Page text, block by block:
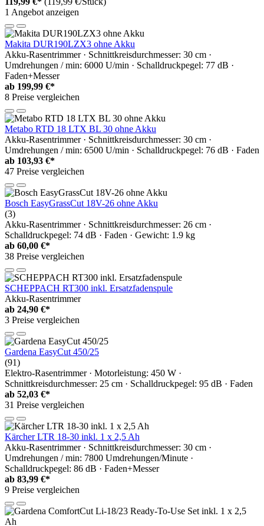
1 Angebot anzeigen
Makita DUR190LZX3 ohne Akku
Akku-Rasentrimmer · Schnittkreisdurchmesser: 30 cm ·
Umdrehungen / min: 6000 U/min · Schalldruckpegel: 77 dB ·
Faden+Messer
ab 199,99 €*
8 Preise vergleichen
Metabo RTD 18 LTX BL 30 ohne Akku
Akku-Rasentrimmer · Schnittkreisdurchmesser: 30 cm ·
Umdrehungen / min: 6500 U/min · Schalldruckpegel: 76 dB · Faden
ab 103,93 €*
47 Preise vergleichen
Bosch EasyGrassCut 18V-26 ohne Akku
(3)
Akku-Rasentrimmer · Schnittkreisdurchmesser: 26 cm ·
Schalldruckpegel: 74 dB · Faden · Gewicht: 1.9 kg
ab 60,00 €*
38 Preise vergleichen
SCHEPPACH RT300 inkl. Ersatzfadenspule
Akku-Rasentrimmer
ab 24,90 €*
3 Preise vergleichen
Gardena EasyCut 450/25
(91)
Elektro-Rasentrimmer · Motorleistung: 450 W ·
Schnittkreisdurchmesser: 25 cm · Schalldruckpegel: 95 dB · Faden
ab 52,03 €*
31 Preise vergleichen
Kärcher LTR 18-30 inkl. 1 x 2,5 Ah
Akku-Rasentrimmer · Schnittkreisdurchmesser: 30 cm ·
Umdrehungen / min: 7800 Umdrehungen/Minute ·
Schalldruckpegel: 86 dB · Faden+Messer
ab 83,99 €*
9 Preise vergleichen